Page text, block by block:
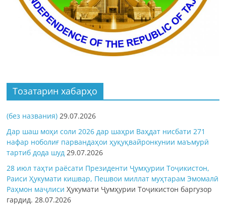
Тозатарин хабарҳо
(без названия) 29.07.2026
Дар шаш моҳи соли 2026 дар шаҳри Ваҳдат нисбати 271
нафар ноболиғ парвандаҳои ҳуқуқвайронкунии маъмурӣ
тартиб дода шуд 29.07.2026
28 июл таҳти раёсати Президенти Ҷумҳурии Тоҷикистон,
Раиси Ҳукумати кишвар, Пешвои миллат муҳтарам Эмомалӣ
Раҳмон маҷлисиҲукумати Ҷумҳурии Тоҷикистон баргузор
гардид.28.07.2026